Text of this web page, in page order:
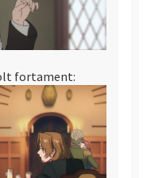
fortament: